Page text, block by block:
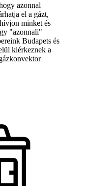
azonnal
el a gázt,
minket és
"azonnali"
Budapets és
kiérkeznek a